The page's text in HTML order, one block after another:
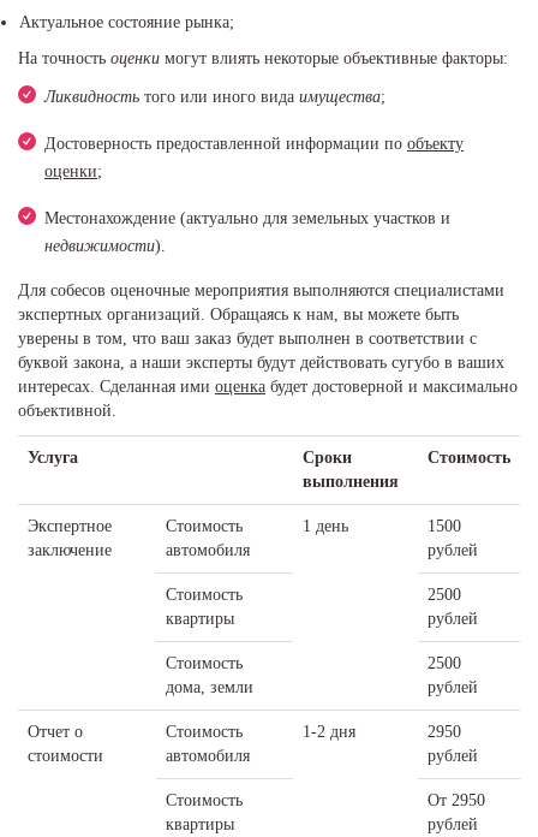
Актуальное состояние рынка;
На точность оценки могут влиять некоторые объективные факторы:
Ликвидность того или иного вида имущества;
Достоверность предоставленной информации по объекту
оценки;
Местонахождение (актуально для земельных участков и
недвижимости).
Для собесов оценочные мероприятия выполняются специалистами
экспертных организаций. Обращаясь к нам, вы можете быть
уверены в том, что ваш заказ будет выполнен в соответствии с
буквой закона, а наши эксперты будут действовать сугубо в ваших
интересах. Сделанная ими оценка будет достоверной и максимально
объективной.
Услуга
Сроки
выполнения
Стоимость
Экспертное
заключение
Стоимость
автомобиля
1 день
1500
рублей
Стоимость
квартиры
2500
рублей
Стоимость
дома, земли
2500
рублей
Отчет о
стоимости
Стоимость
автомобиля
1-2 дня
2950
рублей
Стоимость
квартиры
От 2950
рублей